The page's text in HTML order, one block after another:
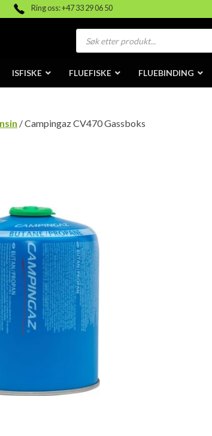
Ring oss: +47 33 29 06 50
Products
search
ISFISKE FLUEFISKE FLUEBINDING
/ Campingaz CV470 Gassboks